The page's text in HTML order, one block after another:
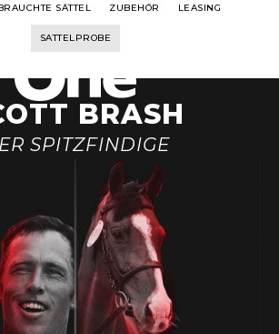
SÄTTEL ZUBEHÖR LEASING
SATTELPROBE
BRASH
SPITZFINDIGE